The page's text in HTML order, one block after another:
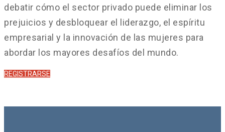
debatir cómo el sector privado puede eliminar los
prejuicios y desbloquear el liderazgo, el espíritu
empresarial y la innovación de las mujeres para
abordar los mayores desafíos del mundo.
REGISTRARSE